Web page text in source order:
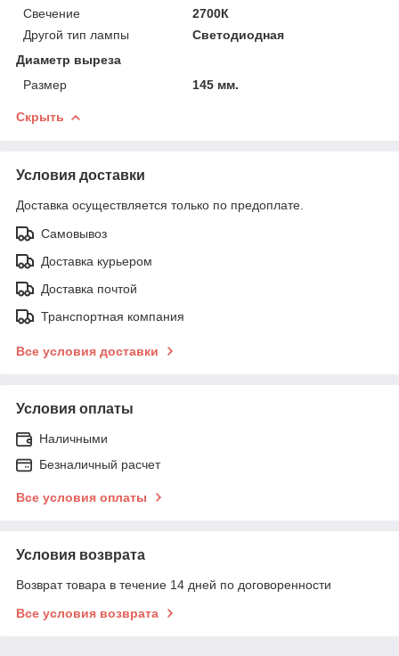
Свечение
2700К
Другой тип лампы
Светодиодная
Диаметр выреза
Размер
145 мм.
Скрыть
Условия доставки
Доставка осуществляется только по предоплате.
Самовывоз
Доставка курьером
Доставка почтой
Транспортная компания
Все условия доставки
Условия оплаты
Наличными
Безналичный расчет
Все условия оплаты
Условия возврата
Возврат товара в течение 14 дней по договоренности
Все условия возврата